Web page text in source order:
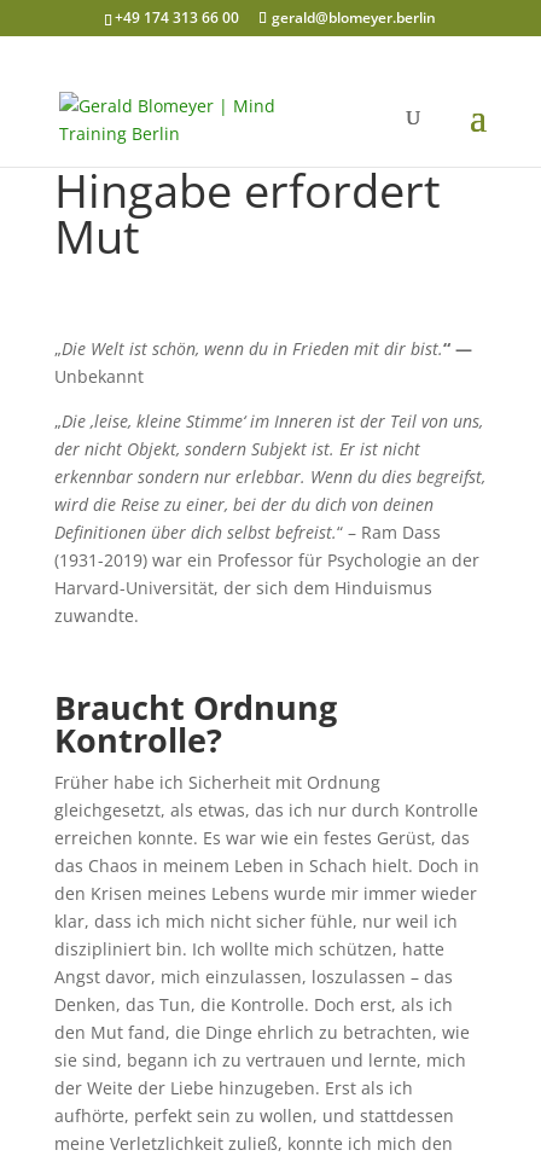
+49 174 313 66 00 gerald@blomeyer.berlin
Hingabe erfordert
Mut
„Die Welt ist schön, wenn du in Frieden mit dir bist.“ —
Unbekannt
„Die ‚leise, kleine Stimme‘ im Inneren ist der Teil von uns,
der nicht Objekt, sondern Subjekt ist. Er ist nicht
erkennbar sondern nur erlebbar. Wenn du dies begreifst,
wird die Reise zu einer, bei der du dich von deinen
Definitionen über dich selbst befreist.“ – Ram Dass
(1931-2019) war ein Professor für Psychologie an der
Harvard-Universität, der sich dem Hinduismus
zuwandte.
Braucht Ordnung
Kontrolle?
Früher habe ich Sicherheit mit Ordnung
gleichgesetzt, als etwas, das ich nur durch Kontrolle
erreichen konnte. Es war wie ein festes Gerüst, das
das Chaos in meinem Leben in Schach hielt. Doch in
den Krisen meines Lebens wurde mir immer wieder
klar, dass ich mich nicht sicher fühle, nur weil ich
diszipliniert bin. Ich wollte mich schützen, hatte
Angst davor, mich einzulassen, loszulassen – das
Denken, das Tun, die Kontrolle. Doch erst, als ich
den Mut fand, die Dinge ehrlich zu betrachten, wie
sie sind, begann ich zu vertrauen und lernte, mich
der Weite der Liebe hinzugeben. Erst als ich
aufhörte, perfekt sein zu wollen, und stattdessen
meine Verletzlichkeit zuließ, konnte ich mich den